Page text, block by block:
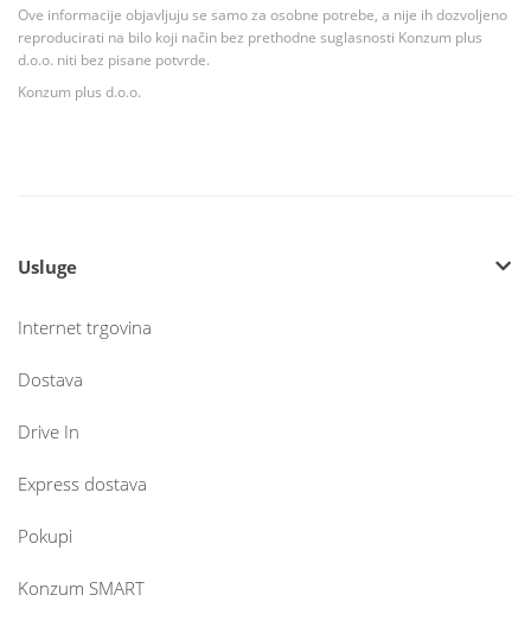
Ove informacije objavljuju se samo za osobne potrebe, a nije ih dozvoljeno
reproducirati na bilo koji način bez prethodne suglasnosti Konzum plus
d.o.o. niti bez pisane potvrde.
Konzum plus d.o.o.
Usluge
Internet trgovina
Dostava
Drive In
Express dostava
Pokupi
Konzum SMART